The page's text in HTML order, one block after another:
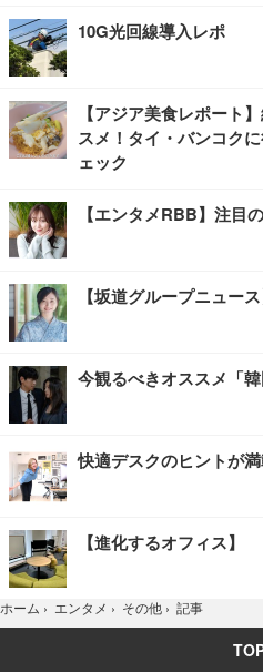
10G光回線導入レポ
【アジア美食レポート
スメ！タイ・バンコク
ェック
【エンタメRBB】注目
【坂道グループニュー
今観るべきオススメ「韓
快適デスクのヒントが
【進化するオフィス】
ホーム › エンタメ › その他 › 記事